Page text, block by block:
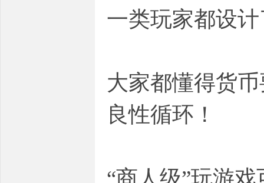
一类玩家都设
大家都懂得货
良性循环！
“商人级”玩游